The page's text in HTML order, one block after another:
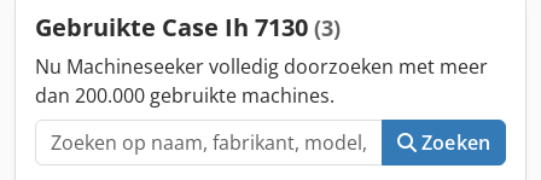
Gebruikte Case Ih 7130 (3)
Nu Machineseeker volledig doorzoeken met meer
dan 200.000 gebruikte machines.
Zoeken